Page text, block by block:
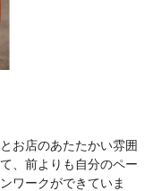
お店のあたたかい雰囲
、前よりも自分のペー
ワークができていま